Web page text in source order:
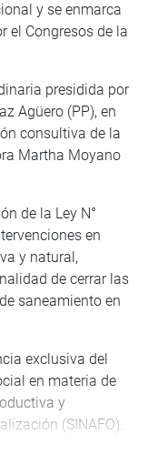
y se enmarca
el Congresos de la
presidida por
Agüero (PP), en
consultiva de la
Martha Moyano
de la Ley N°
en
y natural,
de cerrar las
saneamiento en
exclusiva del
en materia de
y
(SINAFO).